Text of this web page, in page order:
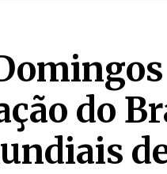
do